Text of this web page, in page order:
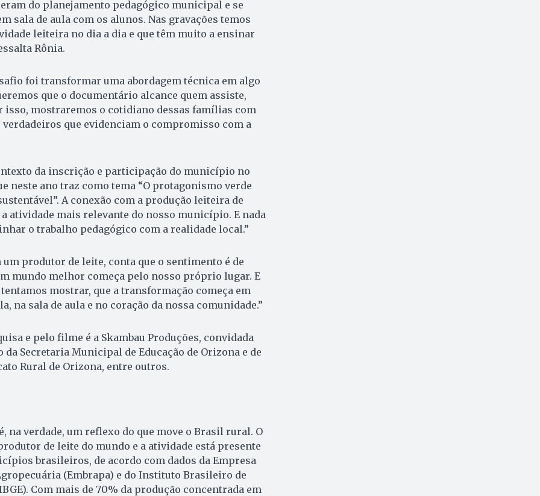
do planejamento pedagógico municipal e se
sala de aula com os alunos. Nas gravações temos
leiteira no dia a dia e que têm muito a ensinar
Rônia.
foi transformar uma abordagem técnica em algo
que o documentário alcance quem assiste,
isso, mostraremos o cotidiano dessas famílias com
que evidenciam o compromisso com a
da inscrição e participação do município no
neste ano traz como tema “O protagonismo verde
A conexão com a produção leiteira de
atividade mais relevante do nosso município. E nada
o trabalho pedagógico com a realidade local.”
um produtor de leite, conta que o sentimento é de
mundo melhor começa pelo nosso próprio lugar. E
mostrar, que a transformação começa em
na sala de aula e no coração da nossa comunidade.”
e pelo filme é a Skambau Produções, convidada
Secretaria Municipal de Educação de Orizona e de
Rural de Orizona, entre outros.
na verdade, um reflexo do que move o Brasil rural. O
de leite do mundo e a atividade está presente
brasileiros, de acordo com dados da Empresa
(Embrapa) e do Instituto Brasileiro de
Com mais de 70% da produção concentrada em